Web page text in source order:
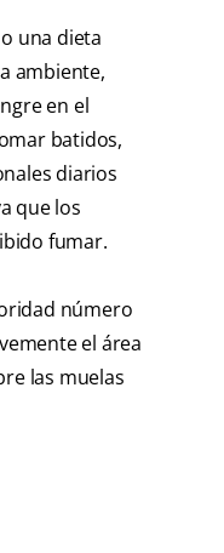
una dieta
ambiente,
en el
batidos,
diarios
que los
fumar.
número
el área
las muelas